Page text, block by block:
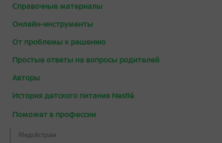
Справочные материалы
Онлайн-инструменты
От проблемы к решению
Простые ответы на вопросы родителей
Авторы
История детского питания Nestlé
Поможет в профессии
Медсёстрам